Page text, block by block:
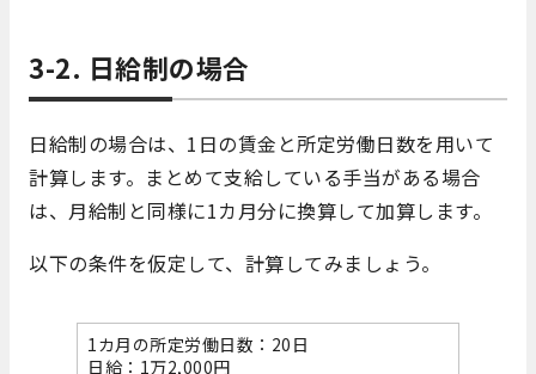
3-2. 日給制の場合
日給制の場合は、1日の賃金と所定労働日数を用いて
計算します。まとめて支給している手当がある場合
は、月給制と同様に1カ月分に換算して加算します。
以下の条件を仮定して、計算してみましょう。
1カ月の所定労働日数：20日
日給：1万2,000円